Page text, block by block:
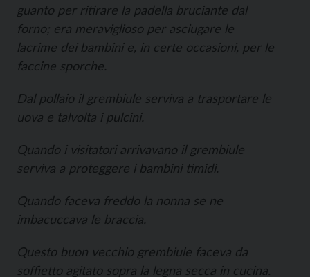
guanto per ritirare la padella bruciante dal
forno; era meraviglioso per asciugare le
lacrime dei bambini e, in certe occasioni, per le
faccine sporche.
Dal pollaio il grembiule serviva a trasportare le
uova e talvolta i pulcini.
Quando i visitatori arrivavano il grembiule
serviva a proteggere i bambini timidi.
Quando faceva freddo la nonna se ne
imbacuccava le braccia.
Questo buon vecchio grembiule faceva da
soffietto agitato sopra la legna secca in cucina.